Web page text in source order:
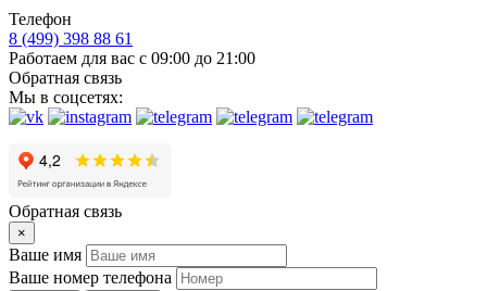
Телефон
8 (499) 398 88 61
Работаем для вас с 09:00 до 21:00
Обратная связь
Мы в соцсетях:
Обратная связь
×
Ваше имя
Ваше номер телефона